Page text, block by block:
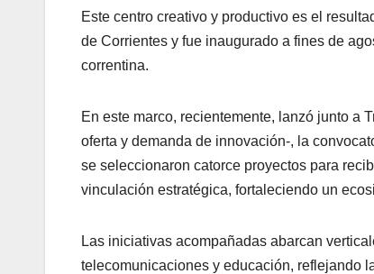
Este centro creativo y productivo es el
de Corrientes y fue inaugurado a fines de
correntina.
En este marco, recientemente, lanzó junto a
oferta y demanda de innovación-, la
se seleccionaron catorce proyectos para
vinculación estratégica, fortaleciendo un
Las iniciativas acompañadas abarcan
telecomunicaciones y educación, reflejando